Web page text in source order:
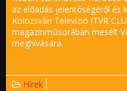
az előadás jelentőségéről és
Kolozsvári Televízió (TVR
magazinműsorában mesélt
meghívására.
Hírek